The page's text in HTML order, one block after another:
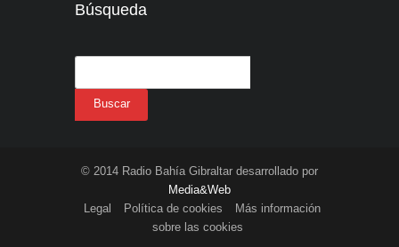
Búsqueda
© 2014 Radio Bahía Gibraltar desarrollado por
Media&Web
Legal
Política de cookies
Más información
sobre las cookies